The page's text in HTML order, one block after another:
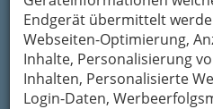
Endgerät übermittelt
Webseiten-Optimierung,
Inhalte, Personalisierung
Inhalten, Personalisierte
Login-Daten,
traumhaften
bieten wunderschöne
die zusammen mit
inklusive Romantik-
können.